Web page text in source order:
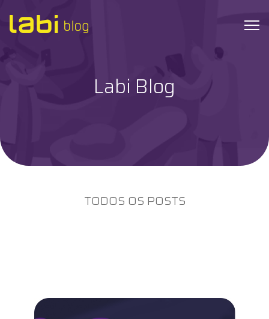
Dicas de Saúde
Maternidade
Labi Blog
TODOS OS POSTS